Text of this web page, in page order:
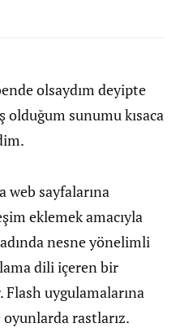
olsaydım deyipte
olduğum sunumu kısaca
web sayfalarına
eklemek amacıyla
nesne yönelimli
dili içeren bir
uygulamalarına
rastlarız.